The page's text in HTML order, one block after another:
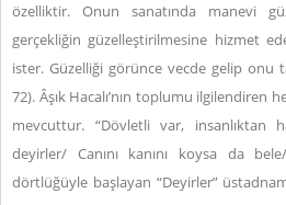
özelliktir. Onun sanatında manevi
gerçekliğin güzelleştirilmesine hizmet
ister. Güzelliği görünce vecde gelip onu
72). Âşık Hacalı’nın toplumu ilgilendiren
mevcuttur. “Dövletli var, insanlıktan
deyirler/ Canını kanını koysa da
dörtlüğüyle başlayan “Deyirler”